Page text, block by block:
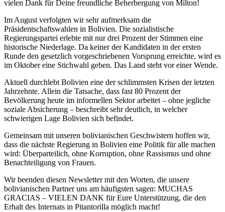
vielen Dank für Deine freundliche Beherbergung von Milton!
Im August verfolgten wir sehr aufmerksam die
Präsidentschaftswahlen in Bolivien. Die sozialistische
Regierungspartei erlebte mit nur drei Prozent der Stimmen eine
historische Niederlage. Da keiner der Kandidaten in der ersten
Runde den gesetzlich vorgeschriebenen Vorsprung erreichte, wird es
im Oktober eine Stichwahl geben. Das Land steht vor einer Wende.
Aktuell durchlebt Bolivien eine der schlimmsten Krisen der letzten
Jahrzehnte. Allein die Tatsache, dass fast 80 Prozent der
Bevölkerung heute im informellen Sektor arbeitet – ohne jegliche
soziale Absicherung – beschreibt sehr deutlich, in welcher
schwierigen Lage Bolivien sich befindet.
Gemeinsam mit unseren bolivianischen Geschwistern hoffen wir,
dass die nächste Regierung in Bolivien eine Politik für alle machen
wird: Überparteilich, ohne Korruption, ohne Rassismus und ohne
Benachteiligung von Frauen.
Wir beenden diesen Newsletter mit den Worten, die unsere
bolivianischen Partner uns am häufigsten sagen: MUCHAS
GRACIAS – VIELEN DANK für Eure Unterstützung, die den
Erhalt des Internats in Pitantorilla möglich macht!